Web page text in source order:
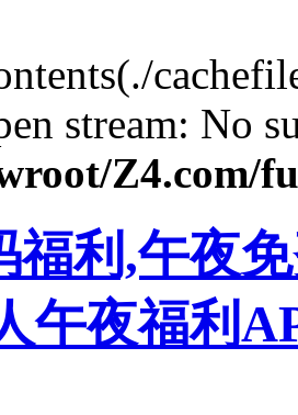
stream: No
Z4.com/
福利,午夜
午夜福利